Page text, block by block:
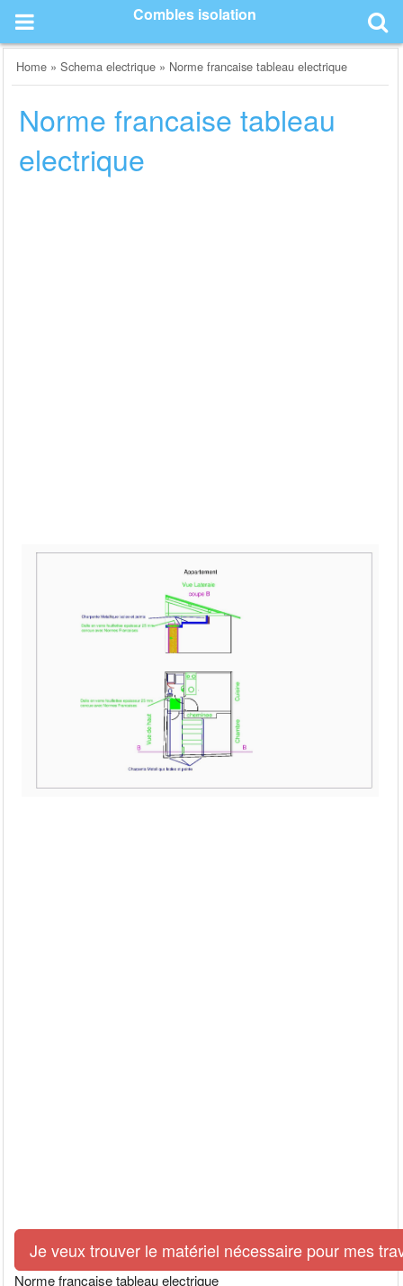
content
Combles isolation
Home »Schema electrique » Norme francaise tableau electrique
Norme francaise tableau
electrique
Je veux trouver le matériel nécessaire pour mes
Norme francaise tableau electrique